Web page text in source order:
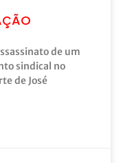
de um
sindical no
de José